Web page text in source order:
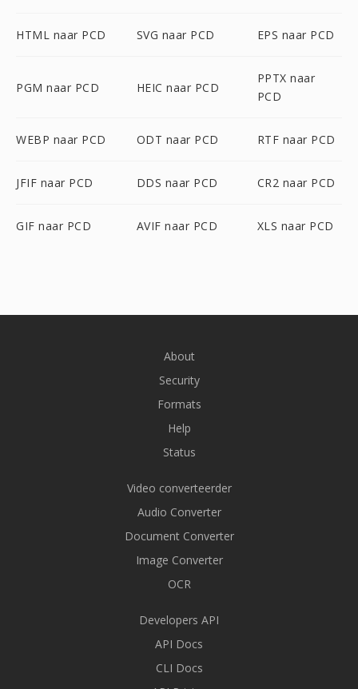
HTML naar PCD SVG naar PCD EPS naar PCD
PGM naar PCD HEIC naar PCD
PPTX naar
PCD
WEBP naar PCD ODT naar PCD RTF naar PCD
JFIF naar PCD DDS naar PCD CR2 naar PCD
GIF naar PCD AVIF naar PCD XLS naar PCD
About
Security
Formats
Help
Status
Video converteerder
Audio Converter
Document Converter
Image Converter
OCR
Developers API
API Docs
CLI Docs